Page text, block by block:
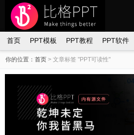
首页 PPT模板 PPT教程 PPT软件
你的位置：首页 > 文章标签 "PPT可读性"